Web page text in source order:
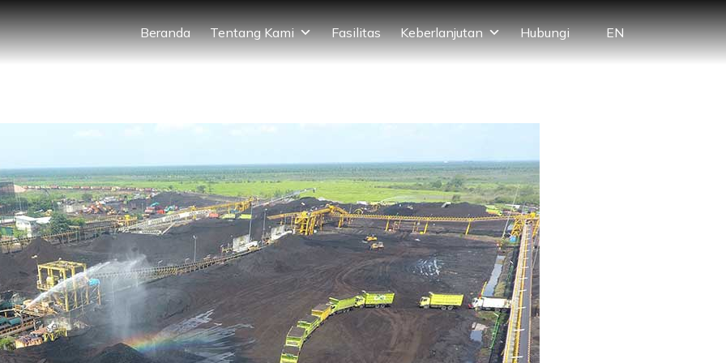
Beranda Tentang Kami Fasilitas Keberlanjutan Hubungi EN